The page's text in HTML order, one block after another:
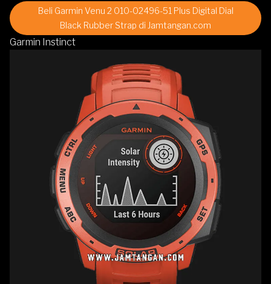
Beli Garmin Venu 2 010-02496-51 Plus Digital Dial
Black Rubber Strap di Jamtangan.com
Garmin Instinct